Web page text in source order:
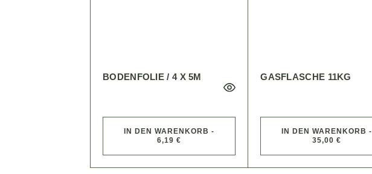
BODENFOLIE / 4 X 5M
IN DEN WARENKORB -
6,19 €
GASFLASCHE 11KG
IN DEN WARENKORB -
35,00 €